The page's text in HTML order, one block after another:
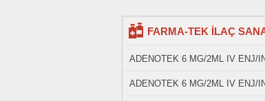
FARMA-TEK İLAÇ
ADENOTEK 6 MG/2ML IV ENJ/
ADENOTEK 6 MG/2ML IV ENJ/